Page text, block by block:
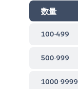
数量
100-499
500-999
1000-9999